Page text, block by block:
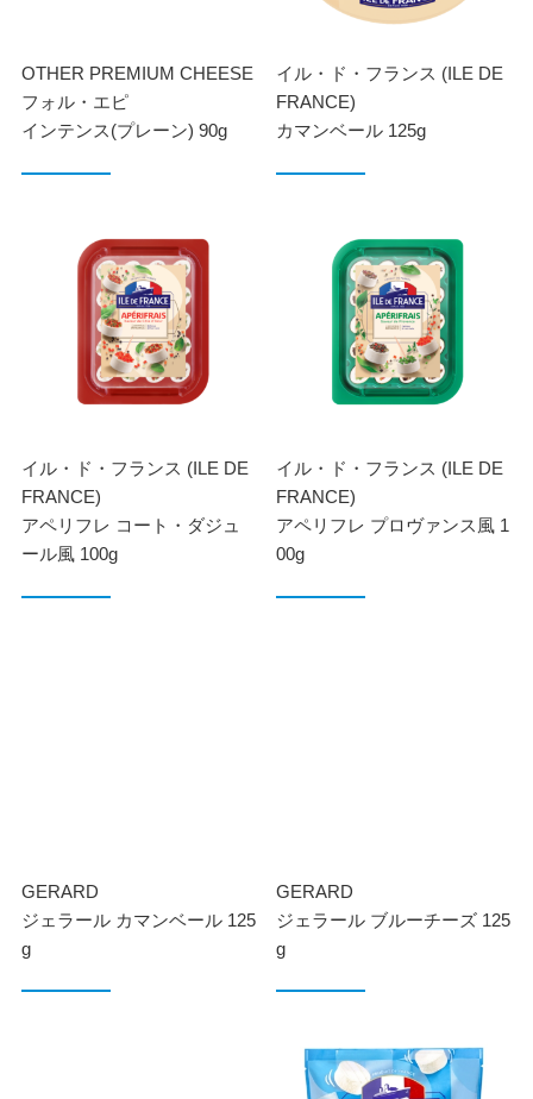
OTHER PREMIUM CHEESE
フォル・エピ
インテンス(プレーン) 90g
イル・ド・フランス (ILE DE
FRANCE)
カマンベール 125g
イル・ド・フランス (ILE DE
FRANCE)
アペリフレ コート・ダジュ
ール風 100g
イル・ド・フランス (ILE DE
FRANCE)
アペリフレ プロヴァンス風 1
00g
GERARD
ジェラール カマンベール 125
g
GERARD
ジェラール ブルーチーズ 125
g